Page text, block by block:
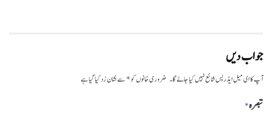
جواب دیں
آپ کا ای میل ایڈریس شائع نہیں کیا جائے گا۔ ضروری خانوں کو*سے نشان زد کیا گیا ہے
تبصرہ*